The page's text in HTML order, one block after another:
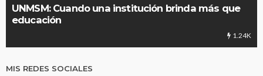
UNMSM: Cuando una institución brinda más que
educación
1.24K
MIS REDES SOCIALES